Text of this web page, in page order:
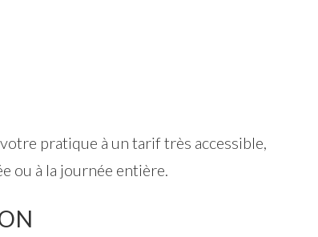
pratique à un tarif très accessible,
ou à la journée entière.